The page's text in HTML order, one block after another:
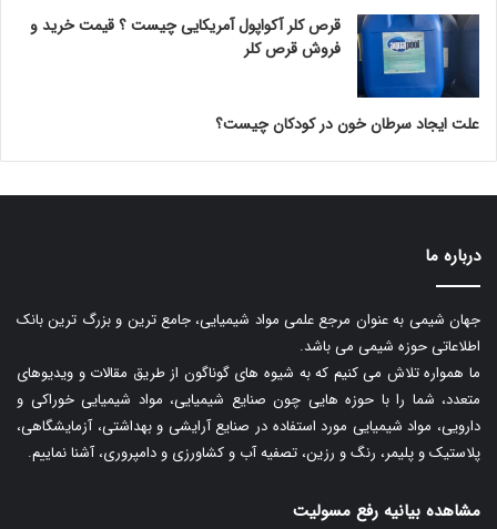
قرص کلر آکواپول آمریکایی چیست ؟ قیمت خرید و
فروش قرص کلر
علت ایجاد سرطان خون در کودکان چیست؟
درباره ما
جهان شیمی به عنوان مرجع علمی مواد شیمیایی، جامع ترین و بزرگ ترین بانک
اطلاعاتی حوزه شیمی می باشد.
ما همواره تلاش می کنیم که به شیوه های گوناگون از طریق مقالات و ویدیوهای
متعدد، شما را با حوزه هایی چون صنایع شیمیایی، مواد شیمیایی خوراکی و
دارویی، مواد شیمیایی مورد استفاده در صنایع آرایشی و بهداشتی، آزمایشگاهی،
پلاستیک و پلیمر، رنگ و رزین، تصفیه آب و کشاورزی و دامپروری، آشنا نماییم.
مشاهده بیانیه رفع مسولیت